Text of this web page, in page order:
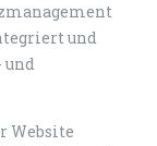
und
und
Website